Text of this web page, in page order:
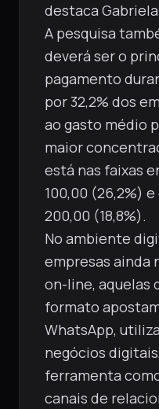
destaca
A pesquisa
deverá ser o
pagamento
por 32,2% dos
ao gasto médio
maior
está nas faixas
100,00 (26,2%)
200,00 (18,8%).
No ambiente
empresas ainda
on-line, aquelas
formato
WhatsApp,
negócios
ferramenta
canais de